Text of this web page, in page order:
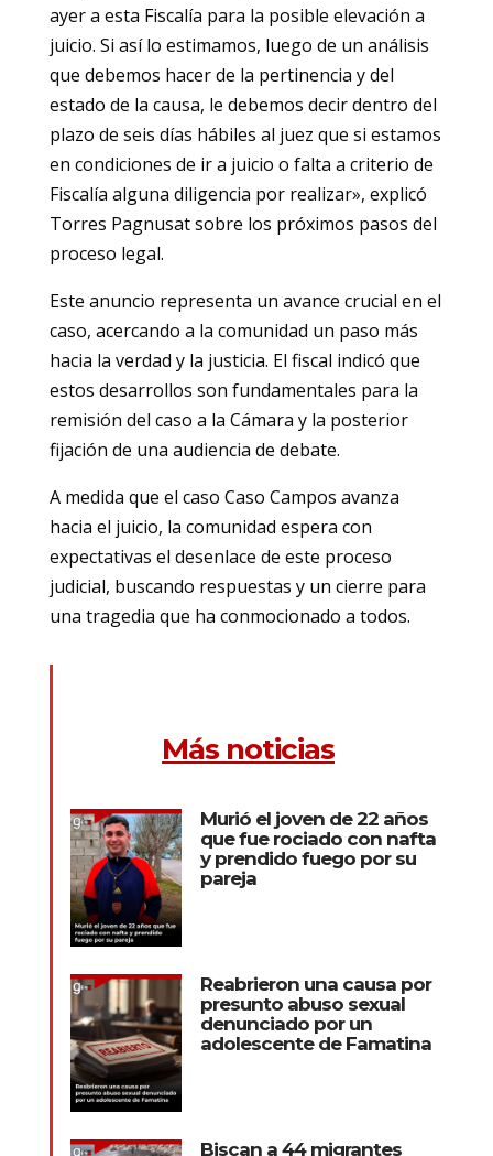
ayer a esta Fiscalía para la posible elevación a
juicio. Si así lo estimamos, luego de un análisis
que debemos hacer de la pertinencia y del
estado de la causa, le debemos decir dentro del
plazo de seis días hábiles al juez que si estamos
en condiciones de ir a juicio o falta a criterio de
Fiscalía alguna diligencia por realizar», explicó
Torres Pagnusat sobre los próximos pasos del
proceso legal.
Este anuncio representa un avance crucial en el
caso, acercando a la comunidad un paso más
hacia la verdad y la justicia. El fiscal indicó que
estos desarrollos son fundamentales para la
remisión del caso a la Cámara y la posterior
fijación de una audiencia de debate.
A medida que el caso Caso Campos avanza
hacia el juicio, la comunidad espera con
expectativas el desenlace de este proceso
judicial, buscando respuestas y un cierre para
una tragedia que ha conmocionado a todos.
Más noticias
Murió el joven de 22 años
que fue rociado con nafta
y prendido fuego por su
pareja
Reabrieron una causa por
presunto abuso sexual
denunciado por un
adolescente de Famatina
Biscan a 44 migrantes